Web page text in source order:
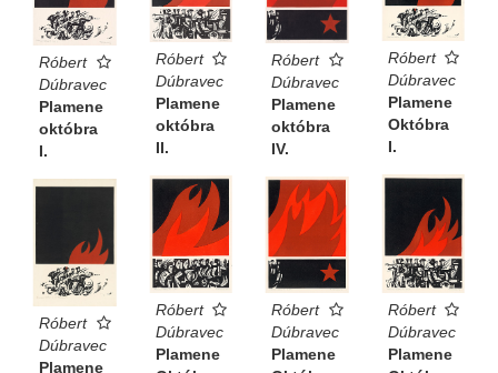
Róbert
Dúbravec
Plamene
októbra
I.
Róbert
Dúbravec
Plamene
októbra
II.
Róbert
Dúbravec
Plamene
októbra
IV.
Róbert
Dúbravec
Plamene
Októbra
I.
Róbert
Dúbravec
Plamene
Róbert
Dúbravec
Plamene
Róbert
Dúbravec
Plamene
Róbert
Dúbravec
Plamene